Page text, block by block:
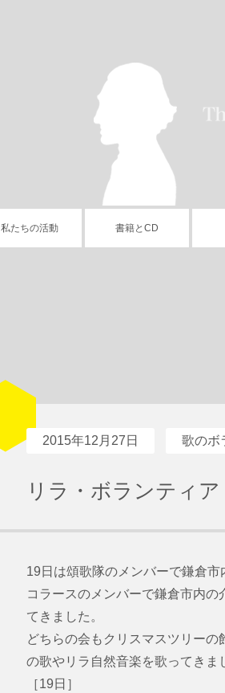
私たちの活動 書籍とCD
2015年12月27日 歌のボ
リラ・ボランティ
19日は頌歌隊のメンバーで鎌倉
コラースのメンバーで鎌倉市内
てきました。
どちらの会もクリスマスツリー
の歌やリラ自然音楽を歌ってきま
［19日］